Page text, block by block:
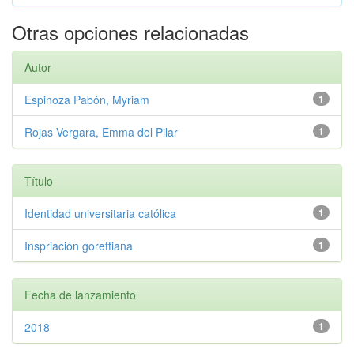
Otras opciones relacionadas
Autor
1
Espinoza Pabón, Myriam
1
Rojas Vergara, Emma del Pilar
Título
1
Identidad universitaria católica
1
Inspriación gorettiana
Fecha de lanzamiento
1
2018